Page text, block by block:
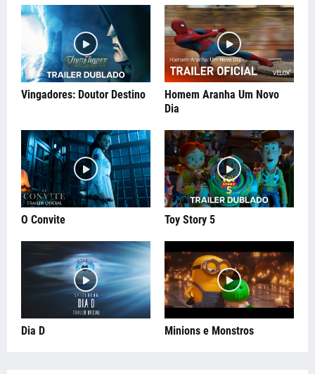
Vingadores: Doutor Destino
Homem Aranha Um Novo
Dia
O Convite Toy Story 5
Dia D Minions e Monstros